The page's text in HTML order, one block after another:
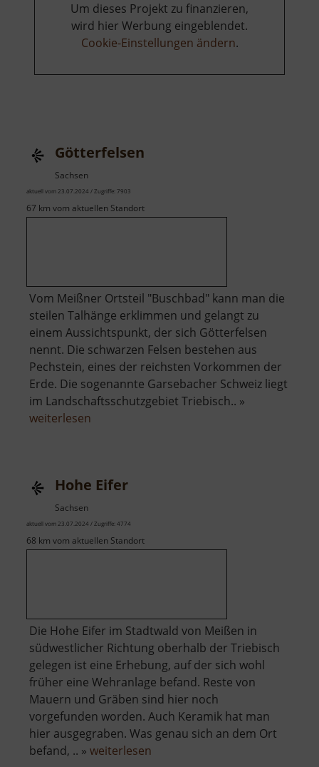
Um dieses Projekt zu finanzieren,
wird hier Werbung eingeblendet.
Cookie-Einstellungen ändern.
Götterfelsen
Sachsen
aktuell vom 23.07.2024 / Zugriffe: 7903
67 km vom aktuellen Standort
Vom Meißner Ortsteil "Buschbad" kann man die
steilen Talhänge erklimmen und gelangt zu
einem Aussichtspunkt, der sich Götterfelsen
nennt. Die schwarzen Felsen bestehen aus
Pechstein, eines der reichsten Vorkommen der
Erde. Die sogenannte Garsebacher Schweiz liegt
im Landschaftsschutzgebiet Triebisch.. »
weiterlesen
Hohe Eifer
Sachsen
aktuell vom 23.07.2024 / Zugriffe: 4774
68 km vom aktuellen Standort
Die Hohe Eifer im Stadtwald von Meißen in
südwestlicher Richtung oberhalb der Triebisch
gelegen ist eine Erhebung, auf der sich wohl
früher eine Wehranlage befand. Reste von
Mauern und Gräben sind hier noch
vorgefunden worden. Auch Keramik hat man
hier ausgegraben. Was genau sich an dem Ort
befand, .. » weiterlesen